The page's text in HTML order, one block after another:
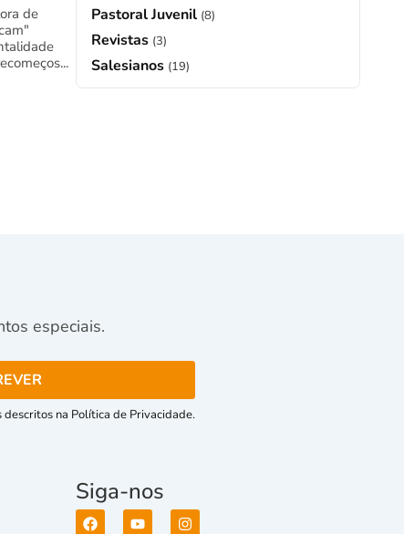
de
Pastoral Juvenil (8)
Revistas (3)
Salesianos (19)
especiais.
na Política de Privacidade.
Siga-nos